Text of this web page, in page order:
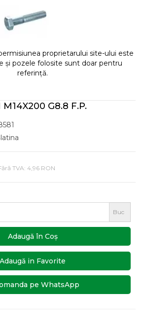
proprietarului site-ului este
și pozele folosite sunt doar pentru
referință.
G8.8 F.P.
TVA: 4,96 RON
Buc
Adaugă în Coş
Adaugă in Favorite
pe WhatsApp